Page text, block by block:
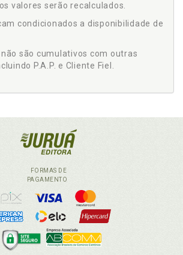
valores serão recalculados.
condicionados a disponibilidade de
são cumulativos com outras
P.A.P. e Cliente Fiel.
FORMAS DE
PAGAMENTO